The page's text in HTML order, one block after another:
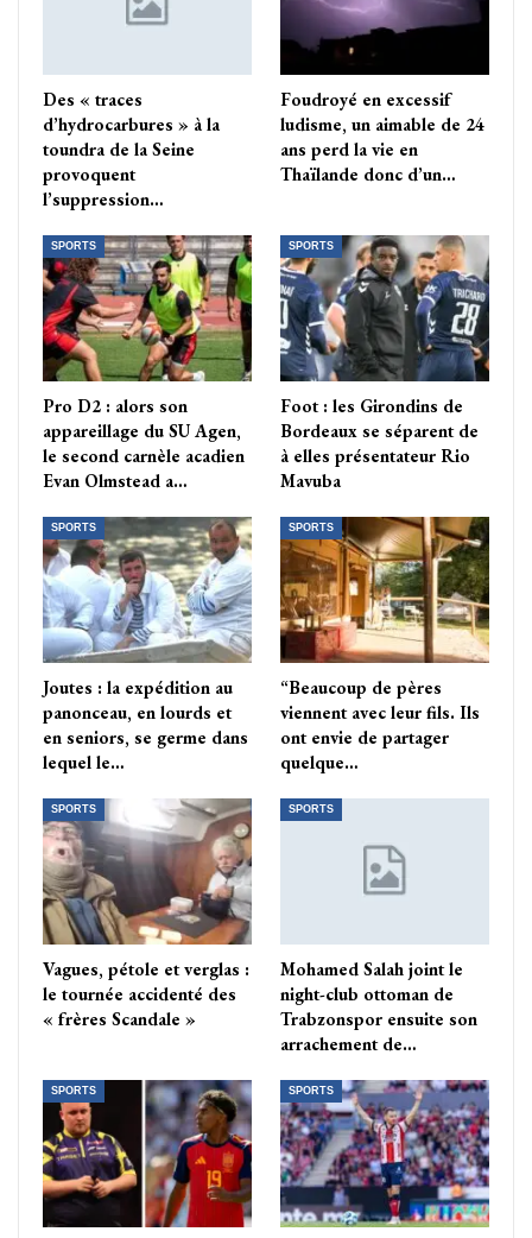
Des « traces
d’hydrocarbures » à la
toundra de la Seine
provoquent
l’suppression…
Foudroyé en excessif
ludisme, un aimable de 24
ans perd la vie en
Thaïlande donc d’un…
SPORTS
Pro D2 : alors son
appareillage du SU Agen,
le second carnèle acadien
Evan Olmstead a…
SPORTS
Foot : les Girondins de
Bordeaux se séparent de
à elles présentateur Rio
Mavuba
SPORTS
Joutes : la expédition au
panonceau, en lourds et
en seniors, se germe dans
lequel le…
SPORTS
“Beaucoup de pères
viennent avec leur fils. Ils
ont envie de partager
quelque…
SPORTS
Vagues, pétole et verglas :
le tournée accidenté des
« frères Scandale »
SPORTS
Mohamed Salah joint le
night-club ottoman de
Trabzonspor ensuite son
arrachement de…
SPORTS SPORTS